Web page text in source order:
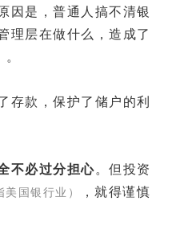
因是，普通人搞不清银
理层在做什么，造成了
存款，保护了储户的利
不必过分担心。但投资
美国银行业）
，就得谨慎